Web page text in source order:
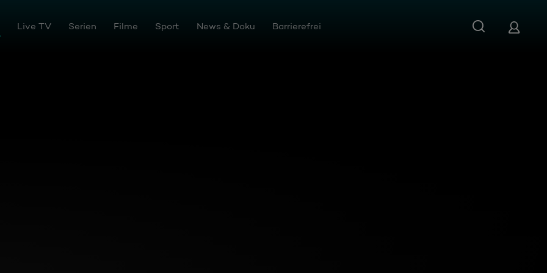
Live TV Serien Filme Sport News & Doku Barrierefrei